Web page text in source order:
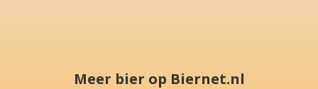
Meer bier op Biernet.nl